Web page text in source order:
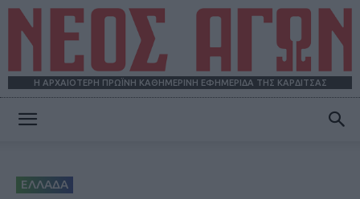
Η ΑΡΧΑΙΟΤΕΡΗ ΠΡΩΪΝΗ ΚΑΘΗΜΕΡΙΝΗ ΕΦΗΜΕΡΙΔΑ ΤΗΣ ΚΑΡΔΙΤΣΑΣ
ΕΛΛΑΔΑ